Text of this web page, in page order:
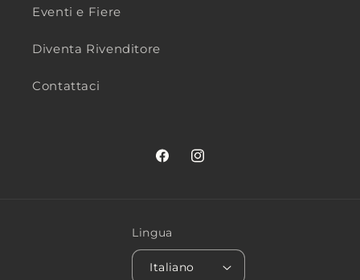
Eventi e Fiere
Diventa Rivenditore
Contattaci
FacebookInstagram
Lingua
Italiano